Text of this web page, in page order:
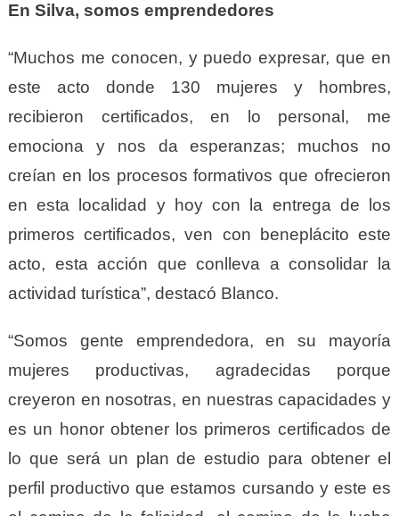
En Silva, somos emprendedores
“Muchos me conocen, y puedo expresar, que en
este acto donde 130 mujeres y hombres,
recibieron certificados, en lo personal, me
emociona y nos da esperanzas; muchos no
creían en los procesos formativos que ofrecieron
en esta localidad y hoy con la entrega de los
primeros certificados, ven con beneplácito este
acto, esta acción que conlleva a consolidar la
actividad turística”, destacó Blanco.
“Somos gente emprendedora, en su mayoría
mujeres productivas, agradecidas porque
creyeron en nosotras, en nuestras capacidades y
es un honor obtener los primeros certificados de
lo que será un plan de estudio para obtener el
perfil productivo que estamos cursando y este es